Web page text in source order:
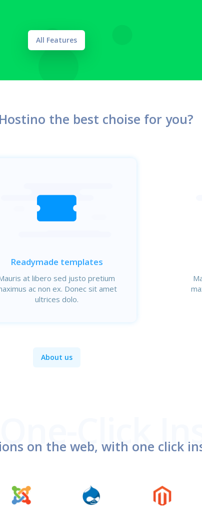
All Features
the best choise for you?
Readymade templates
at libero sed justo pretium
ac non ex. Donec sit amet
ultrices dolo.
About us
on the web, with one click